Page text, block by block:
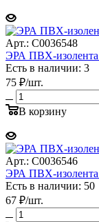
Арт.: C0036548
ЭРА ПВХ-изолента
Есть в наличии: 3
75 ₽/шт.
В корзину
Арт.: C0036546
ЭРА ПВХ-
Есть в наличии: 50
67 ₽/шт.